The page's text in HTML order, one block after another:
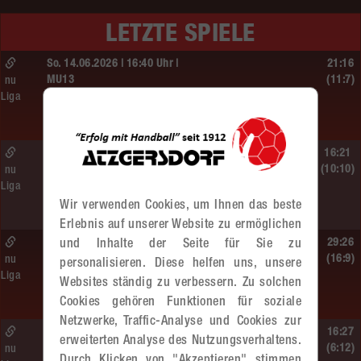
LETZTE SPIELE
So. 14.06.2026 | 16:40 Uhr |
MU13
nu
Liga
21:16
(11:7)
So. 14.06.2026 | 14:30 Uhr |
ÖMS WU12 Finale
MADx WAT Atzgersdorf
nu
Liga
16:21
(10:10)
So. 14.06.2026 | 13:20 Uhr |
MU13
Sportunion DIE FALKEN St. Pölten –
MADx WAT Atzgersdorf
nu
Liga
29:26
(16:9)
So. 14.06.2026 | 11:20 Uhr |
nu
16:27
(6:12)
Wir verwenden Cookies, um Ihnen das beste
Erlebnis auf unserer Website zu ermöglichen
und Inhalte der Seite für Sie zu
personalisieren. Diese helfen uns, unsere
Websites ständig zu verbessern. Zu solchen
Cookies gehören Funktionen für soziale
Netzwerke, Traffic-Analyse und Cookies zur
erweiterten Analyse des Nutzungsverhaltens.